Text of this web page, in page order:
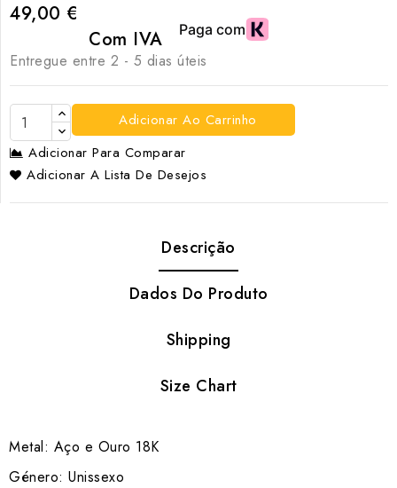
49,00 €
Com IVA
Entregue entre 2 - 5 dias úteis
Adicionar Ao Carrinho
Adicionar Para Comparar
Adicionar A Lista De Desejos
Descrição
Dados Do Produto
Shipping
Size Chart
Metal: Aço e Ouro 18K
Género: Unissexo